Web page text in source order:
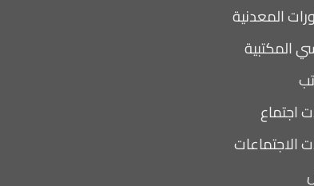
المعدنية
المكتبية
اجتماع
الاجتماعات